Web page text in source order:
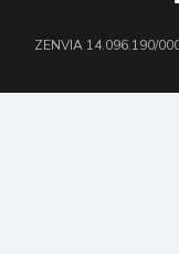
ZENVIA 14.096.190/